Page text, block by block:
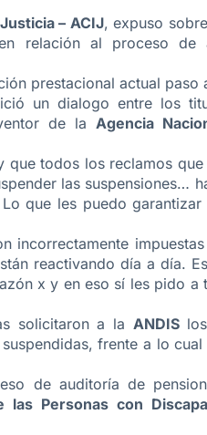
– ACIJ, expuso
relación al proceso de
prestacional actual paso
un dialogo entre los
de la Agencia
que todos los reclamos
las suspensiones…
que les puedo
incorrectamente
reactivando día a día.
x y en eso sí les pido
solicitaron a laANDIS
frente a lo
de auditoría de
Personas con